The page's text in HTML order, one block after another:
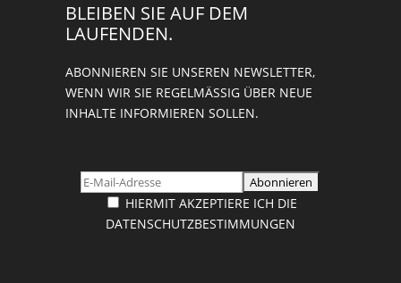
BLEIBEN SIE AUF DEM
LAUFENDEN.
ABONNIEREN SIE UNSEREN NEWSLETTER,
WENN WIR SIE REGELMÄSSIG ÜBER NEUE I
NHALTE INFORMIEREN SOLLEN.
HIERMIT AKZEPTIERE ICH DIE
DATENSCHUTZBESTIMMUNGEN